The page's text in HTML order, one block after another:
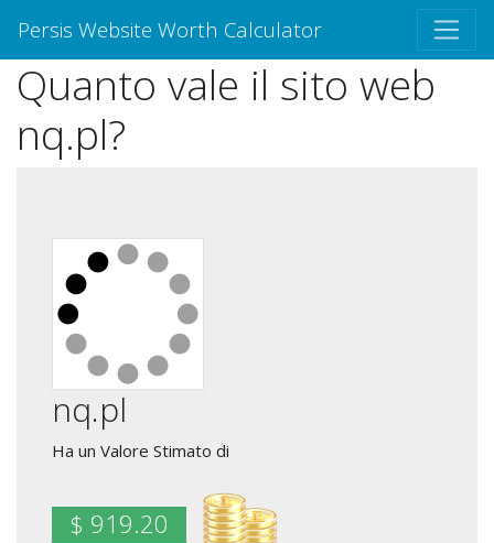
Persis Website Worth Calculator
Quanto vale il sito web
nq.pl?
nq.pl
Ha un Valore Stimato di
$ 919.20